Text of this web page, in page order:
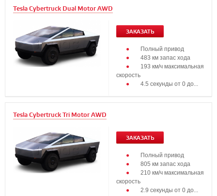
Tesla Cybertruck Dual Motor AWD
ЗАКАЗАТЬ
Полный привод
483 км запас хода
193 км/ч максимальная
скорость
4.5 секунды от 0 до...
Tesla Cybertruck Tri Motor AWD
ЗАКАЗАТЬ
Полный привод
805 км запас хода
210 км/ч максимальная
скорость
2.9 секунды от 0 до...